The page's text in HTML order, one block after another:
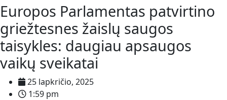
Europos Parlamentas patvirtino
griežtesnes žaislų saugos
taisykles: daugiau apsaugos
vaikų sveikatai
25 lapkričio, 2025
1:59 pm